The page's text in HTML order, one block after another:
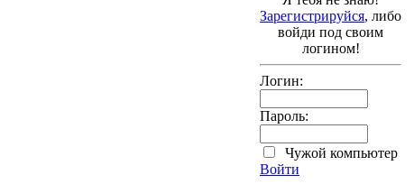
Зарегистрируйся, либо
войди под своим
логином!
Логин:
Пароль:
Чужой компьютер
Войти